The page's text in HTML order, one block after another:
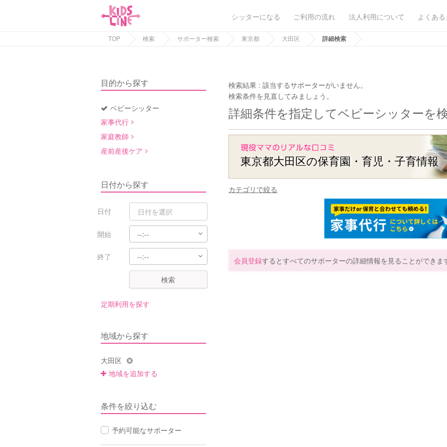
シッターになる ご利用の流れ 法人利用について よくあ
TOP 検索 サポーター検索 東京都 大田区 詳細検索
目的から探す
ベビーシッター
家事代行
家庭教師
産前産後ケア
日付から探す
日付
開始
終了
検索
定期利用を探す
地域から探す
大田区
地域を追加する
条件を絞り込む
予約可能なサポーター
検索結果 :該当するサポーターがいません。
検索条件を見直してみましょう。
詳細条件を指定してベビーシッターを
東京都大田区の保育園・育児・子育情報
カテゴリで絞る
会員登録するとすべてのサポーターの詳細情報を見ることができま